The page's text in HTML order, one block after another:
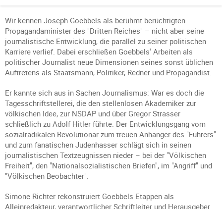
Wir kennen Joseph Goebbels als berühmt berüchtigten
Propagandaminister des "Dritten Reiches" – nicht aber seine
journalistische Entwicklung, die parallel zu seiner politischen
Karriere verlief. Dabei erschließen Goebbels' Arbeiten als
politischer Journalist neue Dimensionen seines sonst üblichen
Auftretens als Staatsmann, Politiker, Redner und Propagandist.
Er kannte sich aus in Sachen Journalismus: War es doch die
Tagesschriftstellerei, die den stellenlosen Akademiker zur
völkischen Idee, zur NSDAP und über Gregor Strasser
schließlich zu Adolf Hitler führte. Der Entwicklungsgang vom
sozialradikalen Revolutionär zum treuen Anhänger des "Führers"
und zum fanatischen Judenhasser schlägt sich in seinen
journalistischen Textzeugnissen nieder – bei der "Völkischen
Freiheit", den "Nationalsozialistischen Briefen", im "Angriff" und
"Völkischen Beobachter".
Simone Richter rekonstruiert Goebbels Etappen als
Alleinredakteur, verantwortlicher Schriftleiter und Herausgeber